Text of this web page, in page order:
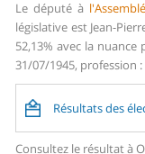
Le député à
législative est Jean-
52,13% avec la nuance
31/07/1945, profession
Résultats des
Consultez le résultat à